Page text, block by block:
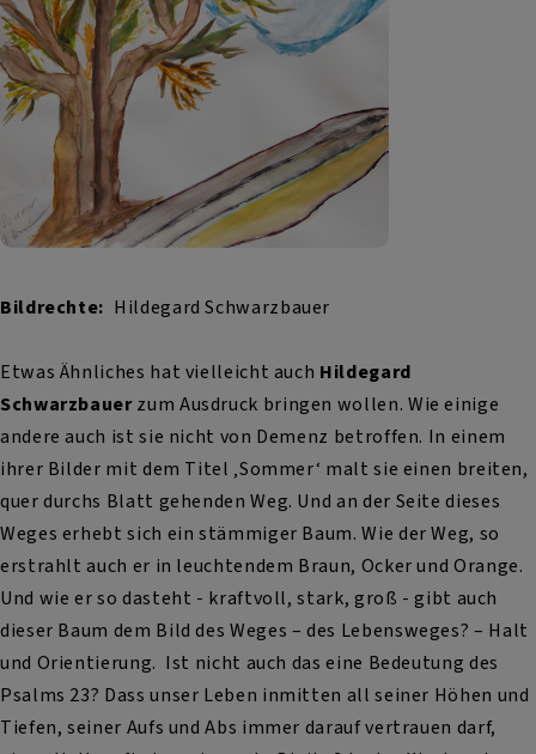
Bildrechte Hildegard Schwarzbauer
Etwas Ähnliches hat vielleicht auch Hildegard
Schwarzbauerzum Ausdruck bringen wollen. Wie einige
andere auch ist sie nicht von Demenz betroffen. In einem
ihrer Bilder mit dem Titel ‚Sommer‘ malt sie einen breiten,
quer durchs Blatt gehenden Weg. Und an der Seite dieses
Weges erhebt sich ein stämmiger Baum. Wie der Weg, so
erstrahlt auch er in leuchtendem Braun, Ocker und Orange.
Und wie er so dasteht - kraftvoll, stark, groß - gibt auch
dieser Baum dem Bild des Weges – des Lebensweges? – Halt
und Orientierung. Ist nicht auch das eine Bedeutung des
Psalms 23? Dass unser Leben inmitten all seiner Höhen und
Tiefen, seiner Aufs und Abs immer darauf vertrauen darf,